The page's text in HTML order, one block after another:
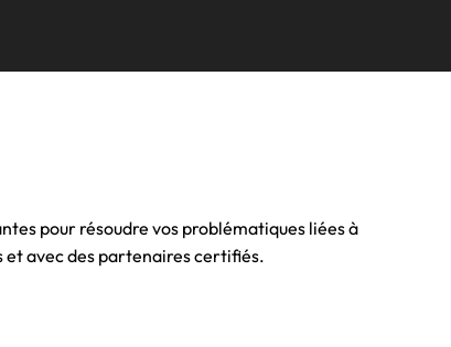
pour résoudre vos problématiques liées à
et avec des partenaires certifiés.